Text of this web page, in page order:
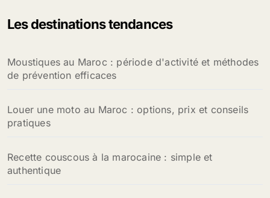
Les destinations tendances
Moustiques au Maroc : période d'activité et méthodes
de prévention efficaces
Louer une moto au Maroc : options, prix et conseils
pratiques
Recette couscous à la marocaine : simple et
authentique